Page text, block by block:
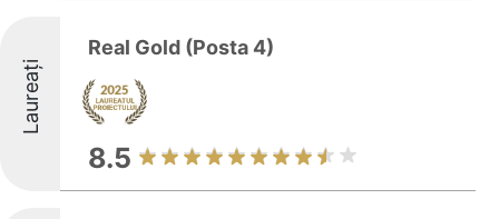
Laureați
Real Gold (Posta 4)
8.5